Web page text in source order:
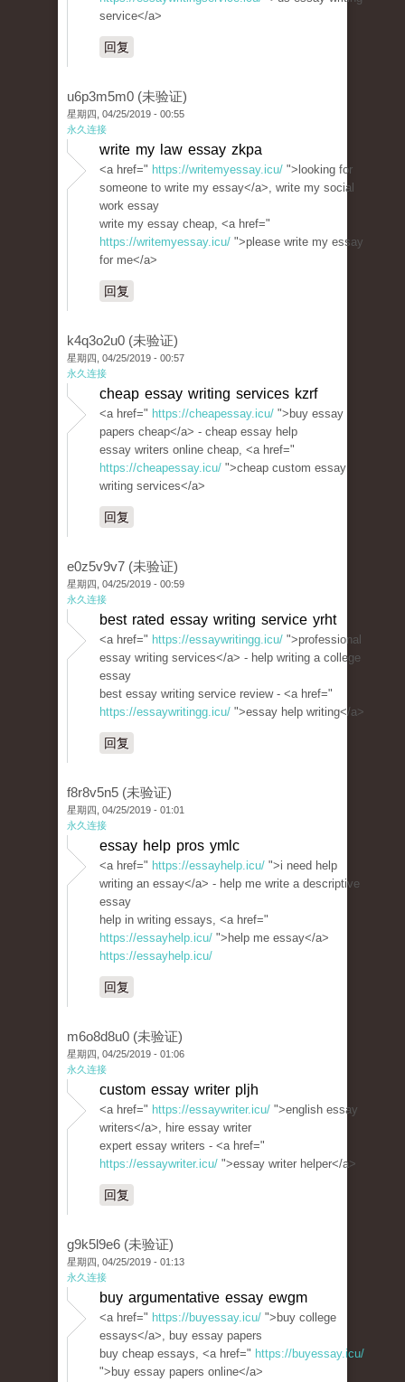
service</a>
回复
u6p3m5m0 (未验证)
星期四, 04/25/2019 - 00:55
永久连接
write my law essay zkpa
<a href=" https://writemyessay.icu/ ">looking for
someone to write my essay</a>, write my social
work essay
write my essay cheap, <a href="
https://writemyessay.icu/ ">please write my essay
for me</a>
回复
k4q3o2u0 (未验证)
星期四, 04/25/2019 - 00:57
永久连接
cheap essay writing services kzrf
<a href=" https://cheapessay.icu/ ">buy essay
papers cheap</a> - cheap essay help
essay writers online cheap, <a href="
https://cheapessay.icu/ ">cheap custom essay
writing services</a>
回复
e0z5v9v7 (未验证)
星期四, 04/25/2019 - 00:59
永久连接
best rated essay writing service yrht
<a href=" https://essaywritingg.icu/ ">professional
essay writing services</a> - help writing a college
essay
best essay writing service review - <a href="
https://essaywritingg.icu/ ">essay help writing</a>
回复
f8r8v5n5 (未验证)
星期四, 04/25/2019 - 01:01
永久连接
essay help pros ymlc
<a href=" https://essayhelp.icu/ ">i need help
writing an essay</a> - help me write a descriptive
essay
help in writing essays, <a href="
https://essayhelp.icu/ ">help me essay</a>
https://essayhelp.icu/
回复
m6o8d8u0 (未验证)
星期四, 04/25/2019 - 01:06
永久连接
custom essay writer pljh
<a href=" https://essaywriter.icu/ ">english essay
writers</a>, hire essay writer
expert essay writers - <a href="
https://essaywriter.icu/ ">essay writer helper</a>
回复
g9k5l9e6 (未验证)
星期四, 04/25/2019 - 01:13
永久连接
buy argumentative essay ewgm
<a href=" https://buyessay.icu/ ">buy college
essays</a>, buy essay papers
buy cheap essays, <a href=" https://buyessay.icu/
">buy essay papers online</a>